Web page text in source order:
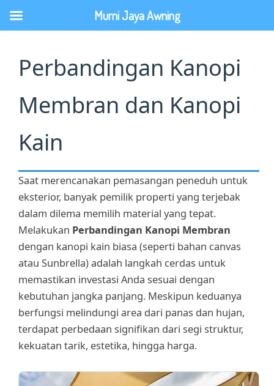
ke
Perbandingan Kanopi
Membran dan Kanopi
Kain
Saat merencanakan pemasangan peneduh untuk
eksterior, banyak pemilik properti yang terjebak
dalam dilema memilih material yang tepat.
Melakukan Perbandingan Kanopi Membran
dengan kanopi kain biasa (seperti bahan canvas
atau Sunbrella) adalah langkah cerdas untuk
memastikan investasi Anda sesuai dengan
kebutuhan jangka panjang. Meskipun keduanya
berfungsi melindungi area dari panas dan hujan,
terdapat perbedaan signifikan dari segi struktur,
kekuatan tarik, estetika, hingga harga.
Murni Jaya Awning